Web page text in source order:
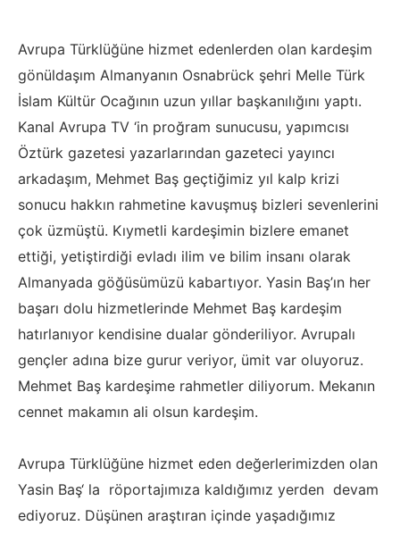
Avrupa Türklüğüne hizmet edenlerden olan kardeşim
gönüldaşım Almanyanın Osnabrück şehri Melle Türk
İslam Kültür Ocağının uzun yıllar başkanılığını yaptı.
Kanal Avrupa TV ‘in proğram sunucusu, yapımcısı
Öztürk gazetesi yazarlarından gazeteci yayıncı
arkadaşım, Mehmet Baş geçtiğimiz yıl kalp krizi
sonucu hakkın rahmetine kavuşmuş bizleri sevenlerini
çok üzmüştü. Kıymetli kardeşimin bizlere emanet
ettiği, yetiştirdiği evladı ilim ve bilim insanı olarak
Almanyada göğüsümüzü kabartıyor. Yasin Baş’ın her
başarı dolu hizmetlerinde Mehmet Baş kardeşim
hatırlanıyor kendisine dualar gönderiliyor. Avrupalı
gençler adına bize gurur veriyor, ümit var oluyoruz.
Mehmet Baş kardeşime rahmetler diliyorum. Mekanın
cennet makamın ali olsun kardeşim.
Avrupa Türklüğüne hizmet eden değerlerimizden olan
Yasin Baş‘ la röportajımıza kaldığımız yerden devam
ediyoruz. Düşünen araştıran içinde yaşadığımız